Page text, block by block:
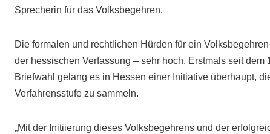
Sprecherin für das Volksbegehren.
Die formalen und rechtlichen Hürden für ein
der hessischen Verfassung – sehr hoch. Erstmals seit
Briefwahl gelang es in Hessen einer Initiative überhaupt,
Verfahrensstufe zu sammeln.
„Mit der Initiierung dieses Volksbegehrens und der